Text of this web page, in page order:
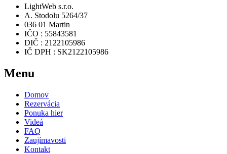
LightWeb s.r.o.
A. Stodolu 5264/37
036 01 Martin
IČO : 55843581
DIČ : 2122105986
IČ DPH : SK2122105986
Menu
Domov
Rezervácia
Ponuka hier
Videá
FAQ
Zaujímavosti
Kontakt